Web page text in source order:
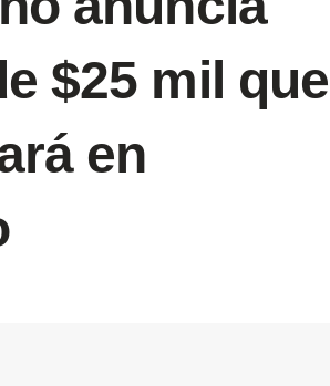
$25 mil que
en